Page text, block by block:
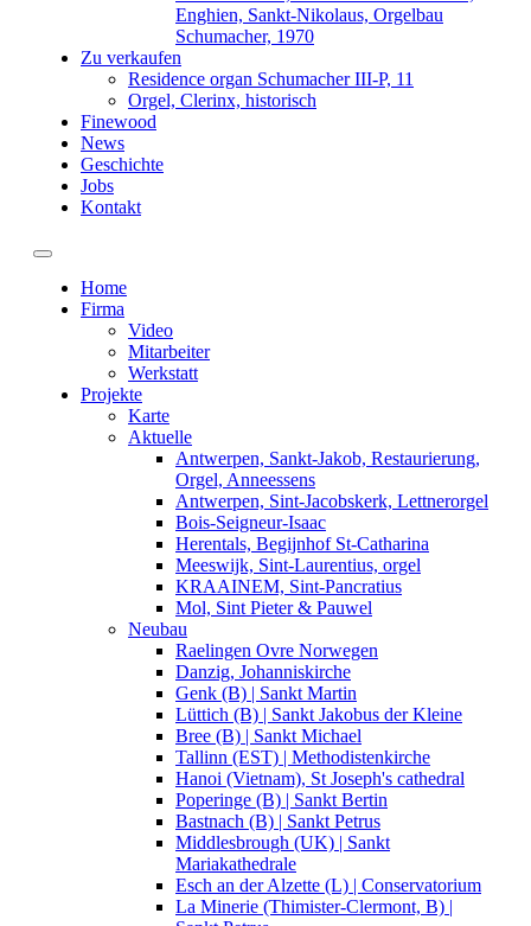
Enghien, Sankt-Nikolaus, Orgelbau
Schumacher, 1970
Zu verkaufen
Residence organ Schumacher III-P, 11
Orgel, Clerinx, historisch
Finewood
News
Geschichte
Jobs
Kontakt
Toggle navigation
Home
Firma
Video
Mitarbeiter
Werkstatt
Projekte
Karte
Aktuelle
Antwerpen, Sankt-Jakob, Restaurierung,
Orgel, Anneessens
Antwerpen, Sint-Jacobskerk, Lettnerorgel
Bois-Seigneur-Isaac
Herentals, Begijnhof St-Catharina
Meeswijk, Sint-Laurentius, orgel
KRAAINEM, Sint-Pancratius
Mol, Sint Pieter & Pauwel
Neubau
Raelingen Ovre Norwegen
Danzig, Johanniskirche
Genk (B) | Sankt Martin
Lüttich (B) | Sankt Jakobus der Kleine
Bree (B) | Sankt Michael
Tallinn (EST) | Methodistenkirche
Hanoi (Vietnam), St Joseph's cathedral
Poperinge (B) | Sankt Bertin
Bastnach (B) | Sankt Petrus
Middlesbrough (UK) | Sankt
Mariakathedrale
Esch an der Alzette (L) | Conservatorium
La Minerie (Thimister-Clermont, B) |